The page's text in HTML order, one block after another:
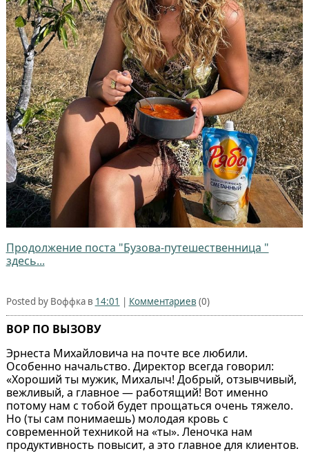
Продолжение поста "Бузова-путешественница "
здесь...
Posted by Воффка в 14:01 | Комментариев (0)
ВОР ПО ВЫЗОВУ
Эрнеста Михайловича на почте все любили.
Особенно начальство. Директор всегда говорил:
«Хороший ты мужик, Михалыч! Добрый, отзывчивый,
вежливый, а главное — работящий! Вот именно
потому нам с тобой будет прощаться очень тяжело.
Но (ты сам понимаешь) молодая кровь с
современной техникой на «ты». Леночка нам
продуктивность повысит, а это главное для клиентов.